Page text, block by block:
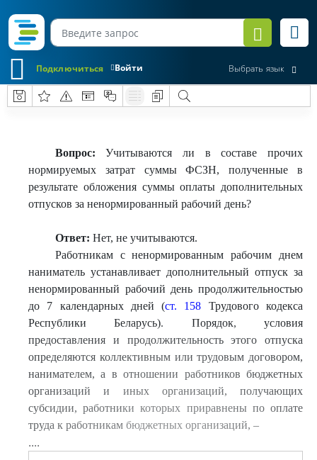
Войти
Подключиться Выбрать язык
Вопрос: Учитываются ли в составе прочих
нормируемых затрат суммы ФСЗН, полученные в
результате обложения суммы оплаты дополнительных
отпусков за ненормированный рабочий день?
Ответ: Нет, не учитываются.
Работникам с ненормированным рабочим днем
наниматель устанавливает дополнительный отпуск за
ненормированный рабочий день продолжительностью
до 7 календарных дней (ст. 158 Трудового кодекса
Республики Беларусь). Порядок, условия
предоставления и продолжительность этого отпуска
определяются коллективным или трудовым договором,
нанимателем, а в отношении работников бюджетных
организаций и иных организаций, получающих
субсидии, работники которых приравнены по оплате
труда к работникам бюджетных организаций, –
....